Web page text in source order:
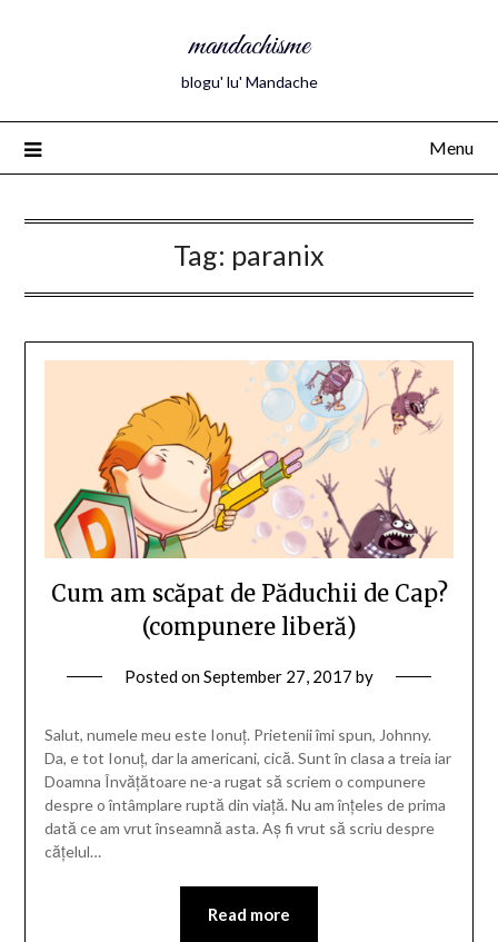
mandachisme
blogu' lu' Mandache
Menu
Tag: paranix
Cum am scăpat de Păduchii de Cap?
(compunere liberă)
Posted onSeptember 27, 2017 by
Salut, numele meu este Ionuț. Prietenii îmi spun, Johnny.
Da, e tot Ionuț, dar la americani, cică. Sunt în clasa a treia iar
Doamna Învățătoare ne-a rugat să scriem o compunere
despre o întâmplare ruptă din viață. Nu am înțeles de prima
dată ce am vrut înseamnă asta. Aș fi vrut să scriu despre
cățelul…
Read more